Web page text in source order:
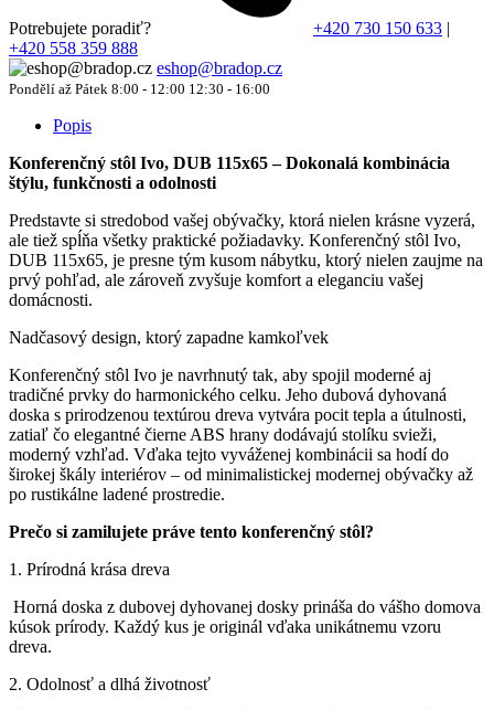
Potrebujete poradiť? +420 730 150 633 |
+420 558 359 888
eshop@bradop.cz
Pondělí až Pátek 8:00 - 12:00 12:30 - 16:00
Popis
Konferenčný stôl Ivo, DUB 115x65 – Dokonalá kombinácia
štýlu, funkčnosti a odolnosti
Predstavte si stredobod vašej obývačky, ktorá nielen krásne vyzerá,
ale tiež spĺňa všetky praktické požiadavky. Konferenčný stôl Ivo,
DUB 115x65, je presne tým kusom nábytku, ktorý nielen zaujme na
prvý pohľad, ale zároveň zvyšuje komfort a eleganciu vašej
domácnosti.
Nadčasový design, ktorý zapadne kamkoľvek
Konferenčný stôl Ivo je navrhnutý tak, aby spojil moderné aj
tradičné prvky do harmonického celku. Jeho dubová dyhovaná
doska s prirodzenou textúrou dreva vytvára pocit tepla a útulnosti,
zatiaľ čo elegantné čierne ABS hrany dodávajú stolíku svieži,
moderný vzhľad. Vďaka tejto vyváženej kombinácii sa hodí do
širokej škály interiérov – od minimalistickej modernej obývačky až
po rustikálne ladené prostredie.
Prečo si zamilujete práve tento konferenčný stôl?
1. Prírodná krása dreva
Horná doska z dubovej dyhovanej dosky prináša do vášho domova
kúsok prírody. Každý kus je originál vďaka unikátnemu vzoru
dreva.
2. Odolnosť a dlhá životnosť